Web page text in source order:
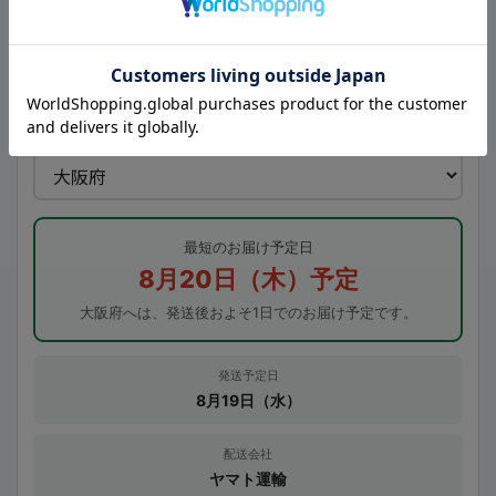
次回営業日の受付となります
お届け先の都道府県
最短のお届け予定日
8月20日（木）予定
大阪府へは、発送後およそ1日でのお届け予定です。
発送予定日
8月19日（水）
配送会社
ヤマト運輸